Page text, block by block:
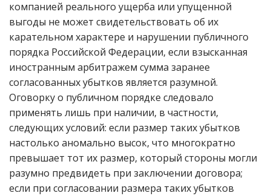
компанией реального ущерба или упущенной
выгоды не может свидетельствовать об их
карательном характере и нарушении публичного
порядка Российской Федерации, если взысканная
иностранным арбитражем сумма заранее
согласованных убытков является разумной.
Оговорку о публичном порядке следовало
применять лишь при наличии, в частности,
следующих условий: если размер таких убытков
настолько аномально высок, что многократно
превышает тот их размер, который стороны могли
разумно предвидеть при заключении договора;
если при согласовании размера таких убытков